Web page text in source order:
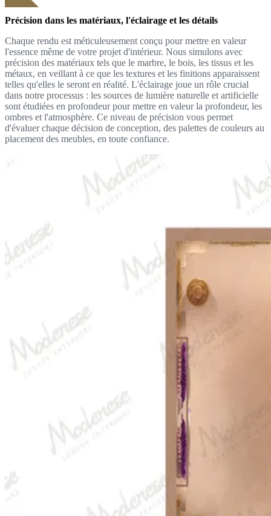
Précision dans les matériaux, l'éclairage et les détails
Chaque rendu est méticuleusement conçu pour mettre en valeur
l'essence même de votre projet d'intérieur. Nous simulons avec
précision des matériaux tels que le marbre, le bois, les tissus et les
métaux, en veillant à ce que les textures et les finitions apparaissent
telles qu'elles le seront en réalité. L'éclairage joue un rôle crucial
dans notre processus : les sources de lumière naturelle et artificielle
sont étudiées en profondeur pour mettre en valeur la profondeur, les
ombres et l'atmosphère. Ce niveau de précision vous permet
d'évaluer chaque décision de conception, des palettes de couleurs au
placement des meubles, en toute confiance.